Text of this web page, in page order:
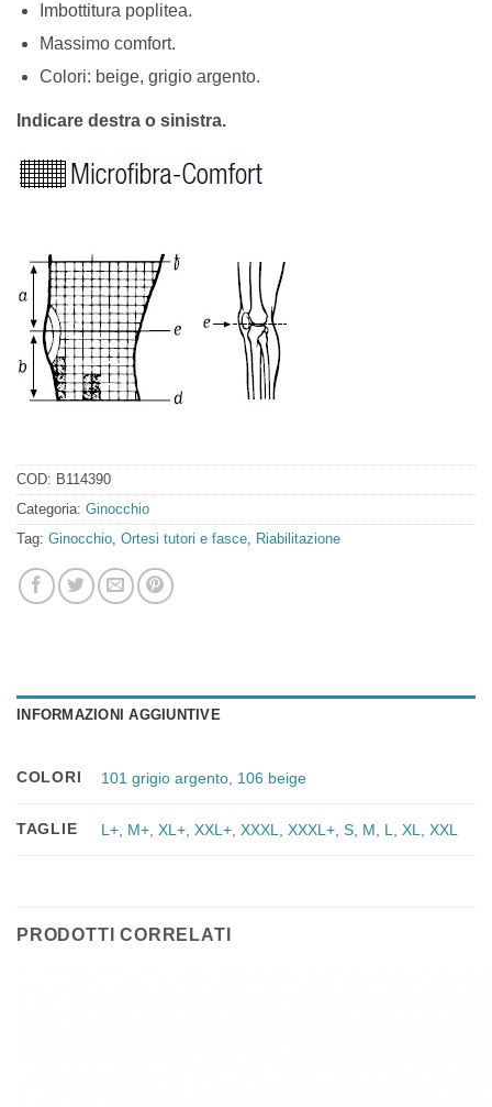
Imbottitura poplitea.
Massimo comfort.
Colori: beige, grigio argento.
Indicare destra o sinistra.
COD: B114390
Categoria: Ginocchio
Tag: Ginocchio Ortesi tutori e fasce Riabilitazione
INFORMAZIONI AGGIUNTIVE
COLORI 101 grigio argento 106 beige
TAGLIE L+ M+ ,XL+ ,XXL+ ,XXXL ,XXXL+ ,S M L ,XL ,XXL
PRODOTTI CORRELATI